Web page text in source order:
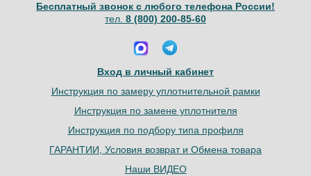
Бесплатный звонок с любого телефона России!
тел. 8 (800) 200-85-60
Вход в личный кабинет
Инструкция по замеру уплотнительной рамки
Инструкция по замене уплотнителя
Инструкция по подбору типа профиля
ГАРАНТИИ, Условия возврат и Обмена товара
Наши ВИДЕО